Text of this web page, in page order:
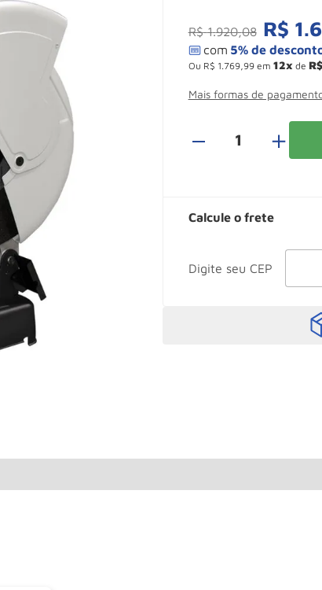
R$ 1.920,08 R$ 1.
Ou R$ 1.769, 99em 12 de R$
Mais formas de
＋
Calcule o frete